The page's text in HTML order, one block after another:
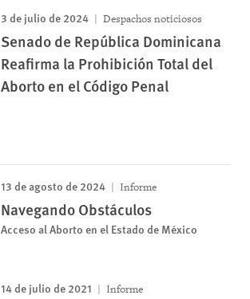
3 de julio de 2024 Despachos noticiosos
Senado de República Dominicana
Reafirma la Prohibición Total del
Aborto en el Código Penal
13 de agosto de 2024 Informe
Navegando Obstáculos
Acceso al Aborto en el Estado de México
14 de julio de 2021 Informe